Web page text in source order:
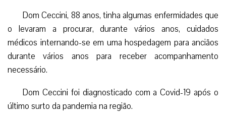
Dom Ceccini, 88 anos, tinha algumas enfermidades que
o levaram a procurar, durante vários anos, cuidados
médicos internando-se em uma hospedagem para anciãos
durante vários anos para receber acompanhamento
necessário.
Dom Ceccini foi diagnosticado com a Covid-19 após o
último surto da pandemia na região.